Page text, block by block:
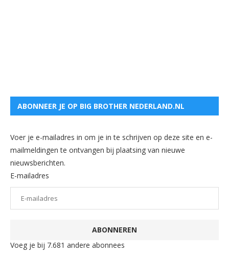
ABONNEER JE OP BIG BROTHER NEDERLAND.NL
Voer je e-mailadres in om je in te schrijven op deze site en e-
mailmeldingen te ontvangen bij plaatsing van nieuwe
nieuwsberichten.
E-mailadres
ABONNEREN
Voeg je bij 7.681 andere abonnees